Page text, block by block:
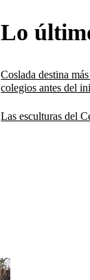
Lo
Coslada destina
colegios antes del
Las esculturas del